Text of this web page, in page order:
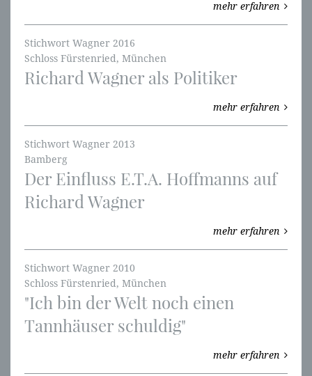
mehr erfahren
Stichwort Wagner 2016
Schloss Fürstenried, München
Richard Wagner als Politiker
mehr erfahren
Stichwort Wagner 2013
Bamberg
Der Einfluss E.T.A. Hoffmanns auf
Richard Wagner
mehr erfahren
Stichwort Wagner 2010
Schloss Fürstenried, München
"Ich bin der Welt noch einen
Tannhäuser schuldig"
mehr erfahren